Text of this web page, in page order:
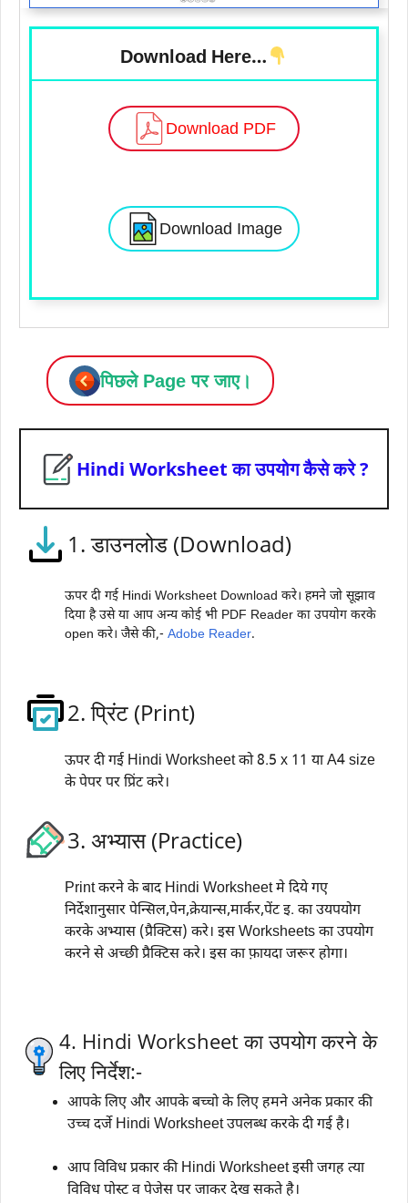
Download Here…
Download PDF
Download Image
पिछले Page पर जाए।
Hindi Worksheet का उपयोग कैसे करे ?
1. डाउनलोड (Download)
ऊपर दी गई Hindi Worksheet Download करे। हमने जो सूझाव
दिया है उसे या आप अन्य कोई भी PDF Reader का उपयोग करके
open करे। जैसे की,- Adobe Reader.
2. प्रिंट (Print)
ऊपर दी गई Hindi Worksheet को 8.5 x 11 या A4 size
के पेपर पर प्रिंट करे।
3. अभ्यास (Practice)
Print करने के बाद Hindi Worksheet मे दिये गए
निर्देशानुसार पेन्सिल,पेन,क्रेयान्स,मार्कर,पेंट इ. का उयपयोग
करके अभ्यास (प्रैक्टिस) करे। इस Worksheets का उपयोग
करने से अच्छी प्रैक्टिस करे। इस का फ़ायदा जरूर होगा।
4. Hindi Worksheet का उपयोग करने के
लिए निर्देश:-
आपके लिए और आपके बच्चो के लिए हमने अनेक प्रकार की
उच्च दर्जे Hindi Worksheet उपलब्ध करके दी गई है।
आप विविध प्रकार की Hindi Worksheet इसी जगह त्या
विविध पोस्ट व पेजेस पर जाकर देख सकते है।